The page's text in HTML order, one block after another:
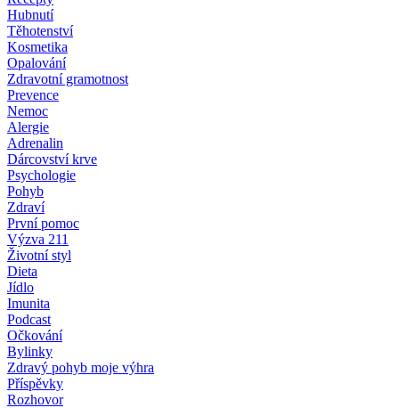
Hubnutí
Těhotenství
Kosmetika
Opalování
Zdravotní gramotnost
Prevence
Nemoc
Alergie
Adrenalin
Dárcovství krve
Psychologie
Pohyb
Zdraví
První pomoc
Výzva 211
Životní styl
Dieta
Jídlo
Imunita
Podcast
Očkování
Bylinky
Zdravý pohyb moje výhra
Příspěvky
Rozhovor